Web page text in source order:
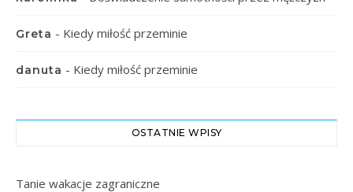
Greta - Kiedy miłość przeminie
danuta - Kiedy miłość przeminie
OSTATNIE WPISY
Tanie wakacje zagraniczne